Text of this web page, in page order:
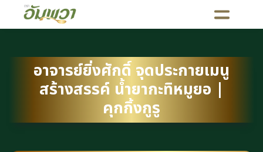
อาจารย์ยิ่งศักดิ์ จุดประกายเมนู
สร้างสรรค์ น้ำยากะทิหมูยอ |
คุกกิ้งกูรู